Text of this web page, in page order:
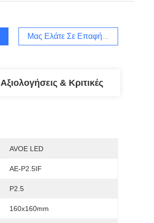
Μας Ελάτε Σε Επαφή Με
Αξιολογήσεις & Κριτικές
AVOE LED
AE-P2.5IF
P2.5
160x160mm